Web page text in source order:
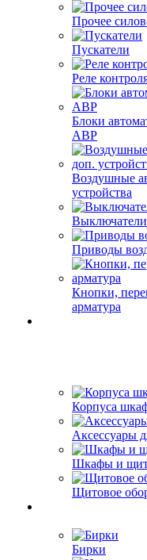
Прочее
Пускатели
Реле
Блоки
АВР
Воздушные
устройства
Выключатели
Приводы
Кнопки,
арматура
Корпуса
Аксессуары
Шкафы и
Щитовое
Бирки